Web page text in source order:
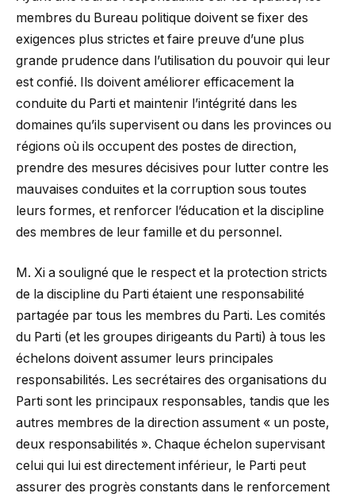
membres du Bureau politique doivent se fixer des
exigences plus strictes et faire preuve d’une plus
grande prudence dans l’utilisation du pouvoir qui leur
est confié. Ils doivent améliorer efficacement la
conduite du Parti et maintenir l’intégrité dans les
domaines qu’ils supervisent ou dans les provinces ou
régions où ils occupent des postes de direction,
prendre des mesures décisives pour lutter contre les
mauvaises conduites et la corruption sous toutes
leurs formes, et renforcer l’éducation et la discipline
des membres de leur famille et du personnel.
M. Xi a souligné que le respect et la protection stricts
de la discipline du Parti étaient une responsabilité
partagée par tous les membres du Parti. Les comités
du Parti (et les groupes dirigeants du Parti) à tous les
échelons doivent assumer leurs principales
responsabilités. Les secrétaires des organisations du
Parti sont les principaux responsables, tandis que les
autres membres de la direction assument « un poste,
deux responsabilités ». Chaque échelon supervisant
celui qui lui est directement inférieur, le Parti peut
assurer des progrès constants dans le renforcement